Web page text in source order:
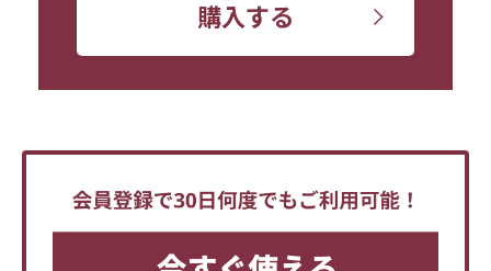
購入する